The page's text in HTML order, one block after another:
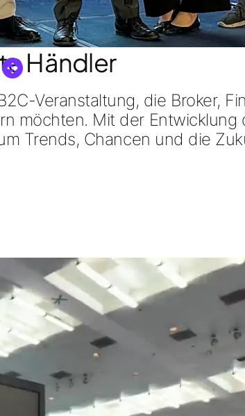
Händler
-Veranstaltung, die Broker,
möchten. Mit der Entwicklung
Trends, Chancen und die